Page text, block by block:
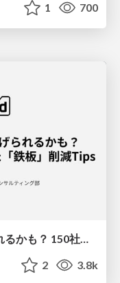
1 700
そのAWSコスト、もっと下げられるかも？ 150社超のコスト分析で見えた「鉄板」削減Tips
2 3.8k